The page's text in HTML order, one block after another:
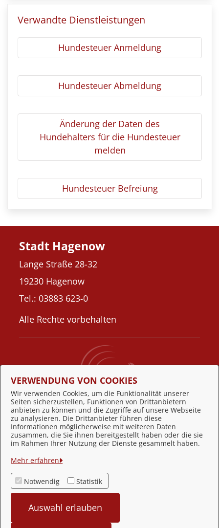
Verwandte Dienstleistungen
Hundesteuer Anmeldung
Hundesteuer Abmeldung
Änderung der Daten des
Hundehalters für die Hundesteuer
melden
Hundesteuer Befreiung
Behördennummer 115
Stadt Hagenow
Lange Straße 28-32
19230 Hagenow
Tel.: 03883 623-0
Alle Rechte vorbehalten
Feedback
Datenschutzerklärung
Impressum
Kontakt
Barrierefreiheit
VERWENDUNG VON COOKIES
Wir verwenden Cookies, um die Funktionalität unserer
Seiten sicherzustellen, Funktionen von Drittanbietern
anbieten zu können und die Zugriffe auf unsere Webseite
zu analysieren. Die Drittanbieter führen diese
Informationen möglicherweise mit weiteren Daten
zusammen, die Sie ihnen bereitgestellt haben oder die sie
im Rahmen Ihrer Nutzung der Dienste gesammelt haben.
Mehr erfahren
Notwendig Statistik
Auswahl erlauben